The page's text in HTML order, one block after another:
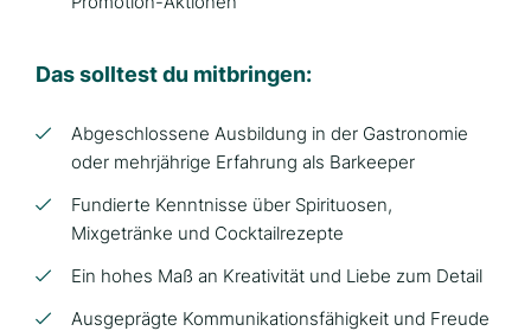
Das solltest du mitbringen:
Abgeschlossene Ausbildung in der Gastronomie
oder mehrjährige Erfahrung als Barkeeper
Fundierte Kenntnisse über Spirituosen,
Mixgetränke und Cocktailrezepte
Ein hohes Maß an Kreativität und Liebe zum Detail
Ausgeprägte Kommunikationsfähigkeit und Freude